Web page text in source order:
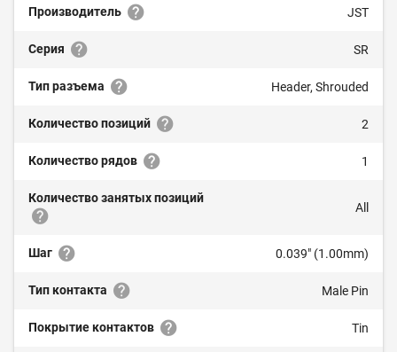
Производитель JST
Серия SR
Тип разъема Header, Shrouded
Количество позиций 2
Количество рядов 1
Количество занятых позиций
All
Шаг 0.039" (1.00mm)
Тип контакта Male Pin
Покрытие контактов Tin